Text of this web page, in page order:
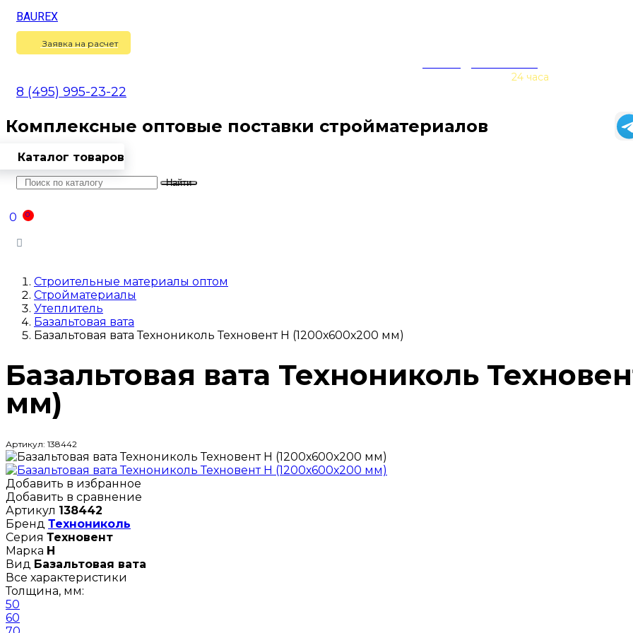
BAUREX
Заявка на расчет
24 часа
8 (495) 995-23-22
Комплексные оптовые поставки стройматериалов
Каталог товаров
Найти
0
0
Строительные материалы оптом
Стройматериалы
Утеплитель
Базальтовая вата
Базальтовая вата Технониколь Техновент Н (1200х600х200 мм)
Базальтовая вата Технониколь
мм)
Артикул: 138442
Добавить в избранное
Добавить в сравнение
Артикул 138442
Бренд Технониколь
Серия Техновент
Марка Н
Вид Базальтовая вата
Все характеристики
Толщина, мм:
50
60